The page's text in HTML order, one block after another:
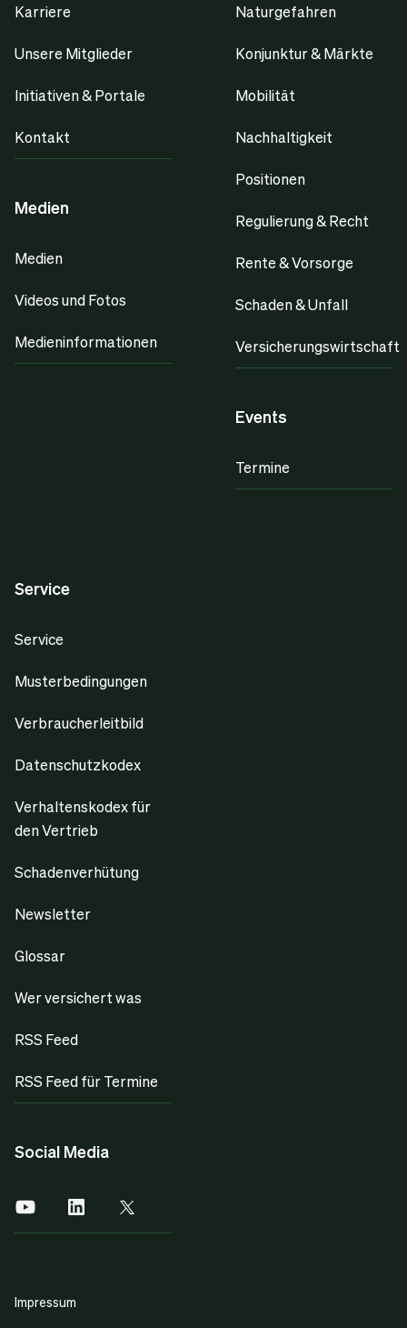
Karriere
Unsere Mitglieder
Initiativen & Portale
Kontakt
Medien
Medien
Videos und Fotos
Medieninformationen
Naturgefahren
Konjunktur & Märkte
Mobilität
Nachhaltigkeit
Positionen
Regulierung & Recht
Rente & Vorsorge
Schaden & Unfall
Versicherungswirtschaft
Events
Termine
Service
Service
Musterbedingungen
Verbraucherleitbild
Datenschutzkodex
Verhaltenskodex für
den Vertrieb
Schadenverhütung
Newsletter
Glossar
Wer versichert was
RSS Feed
RSS Feed für Termine
Social Media
Impressum